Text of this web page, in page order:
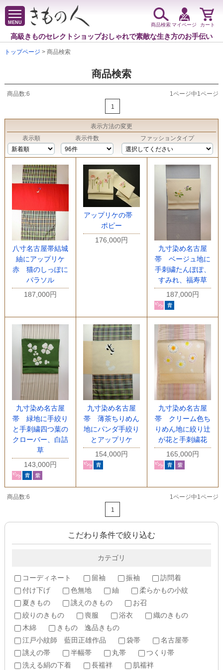
MENU
高級きものセレクトショップおしゃれで素敵な生き方のお手伝い
商品検索マイページ カート
トップページ > 商品検索
商品検索
商品数:6
1ページ中1ページ
1
表示方法の変更
表示順
表示件数 ファッションタイプ
八寸名古屋帯結城
紬にアップリケ
赤 猫のしっぽに
パラソル
187,000円
アップリケの帯
ポピー
176,000円
九寸染め名古屋
帯 ベージュ地に
手刺繍たんぽぽ、
すみれ、福寿草
187,000円
九寸染め名古屋
帯 緑地に手絞り
と手刺繍四つ葉の
クローバー、白詰
草
143,000円
九寸染め名古屋
帯 薄茶ちりめん
地にパンダ手絞り
とアップリケ
154,000円
九寸染め名古屋
帯 クリーム色ち
りめん地に絞り辻
が花と手刺繍花
165,000円
商品数:6
1ページ中1ページ
1
こだわり条件で絞り込む
カテゴリ
コーディネート 留袖 振袖
訪問着
付け下げ
色無地 紬
柔らかもの小紋
夏きもの
誂えのきもの
お召
絞りのきもの
喪服 浴衣
織のきもの
木綿
きもの 逸品きもの
江戸小紋師 藍田正雄作品
袋帯
名古屋帯
誂えの帯
半幅帯 丸帯
つくり帯
洗える絹の下着
長襦袢
肌襦袢